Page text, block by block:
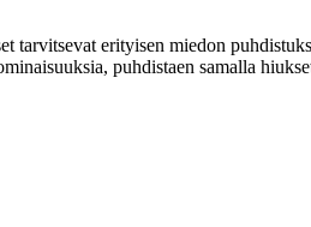
erityisen miedon
puhdistaen samalla